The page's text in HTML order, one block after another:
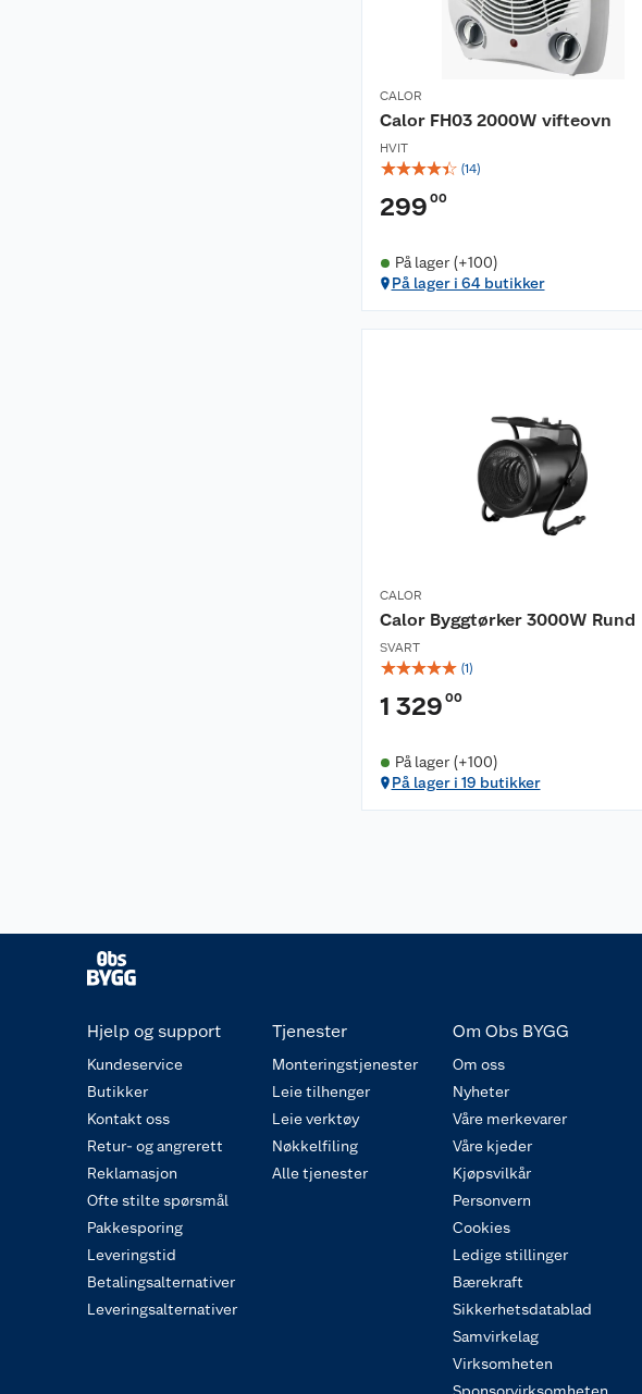
CALOR
Calor FH03 2000W vifteovn
HVIT
☆☆☆☆☆ (14)
299 00
På lager (+100)
På lager i 64 butikker
CALOR
Calor Byggtørker 3000W Rund
SVART
☆☆☆☆☆ (1)
1 329 00
På lager (+100)
På lager i 19 butikker
Hjelp og support
Kundeservice
Butikker
Kontakt oss
Retur- og angrerett
Reklamasjon
Ofte stilte spørsmål
Pakkesporing
Leveringstid
Betalingsalternativer
Leveringsalternativer
Tjenester
Monteringstjenester
Leie tilhenger
Leie verktøy
Nøkkelfiling
Alle tjenester
Om Obs BYGG
Om oss
Nyheter
Våre merkevarer
Våre kjeder
Kjøpsvilkår
Personvern
Cookies
Ledige stillinger
Bærekraft
Sikkerhetsdatablad
Samvirkelag
Virksomheten